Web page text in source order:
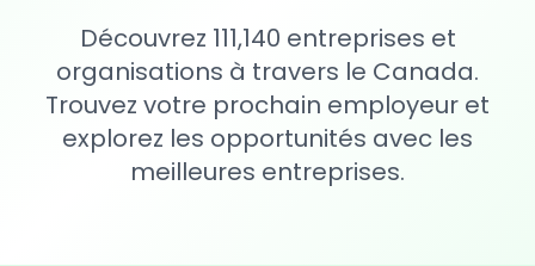
Découvrez 111,140 entreprises et
organisations à travers le Canada.
Trouvez votre prochain employeur et
explorez les opportunités avec les
meilleures entreprises.